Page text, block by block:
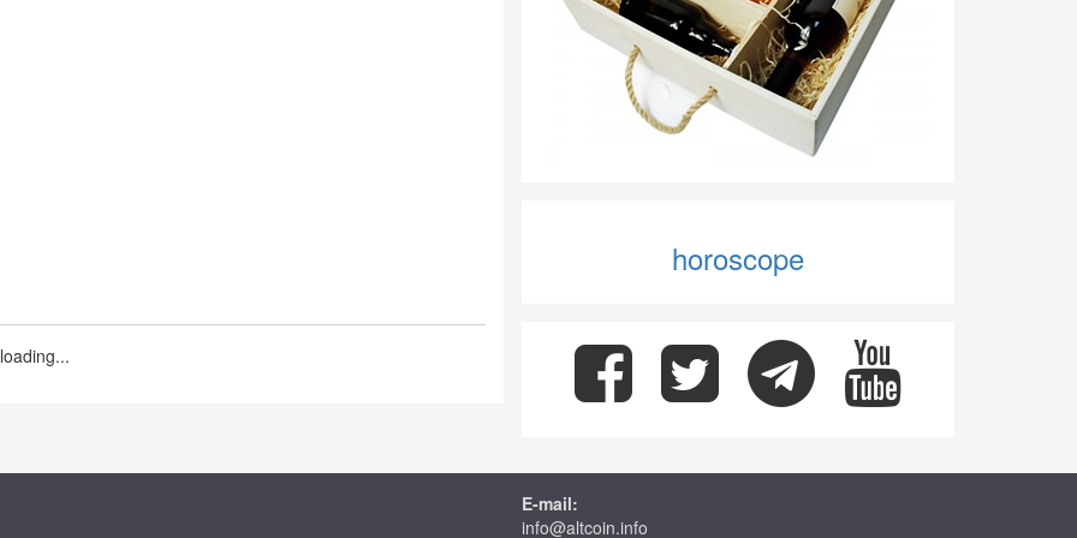
loading...
horoscope
E-mail:
info@altcoin.info